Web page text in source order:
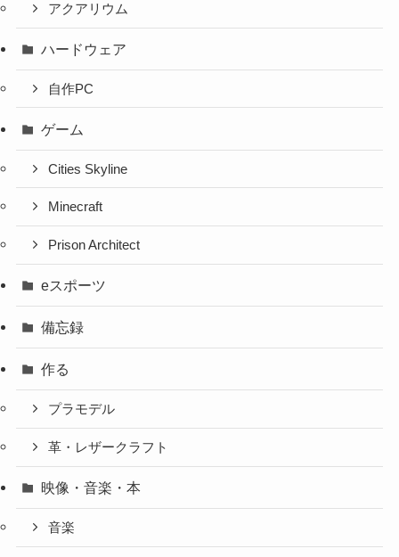
アクアリウム
ハードウェア
自作PC
ゲーム
Cities Skyline
Minecraft
Prison Architect
eスポーツ
備忘録
作る
プラモデル
革・レザークラフト
映像・音楽・本
音楽